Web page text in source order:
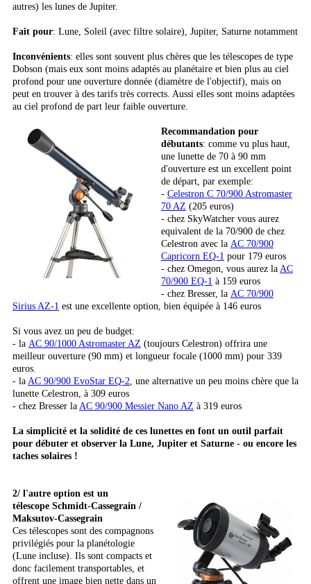
autres) les lunes de Jupiter.
Fait pour: Lune, Soleil (avec filtre solaire), Jupiter, Saturne notamment
Inconvénients: elles sont souvent plus chères que les télescopes de type
Dobson (mais eux sont moins adaptés au planétaire et bien plus au ciel
profond pour une ouverture donnée (diamètre de l'objectif), mais on
peut en trouver à des tarifs très corrects. Aussi elles sont moins adaptées
au ciel profond de part leur faible ouverture.
Recommandation pour
débutants: comme vu plus haut,
une lunette de 70 à 90 mm
d'ouverture est un excellent point
de départ, par exemple:
- Celestron C 70/900 Astromaster
70 AZ (205 euros)
- chez SkyWatcher vous aurez
equivalent de la 70/900 de chez
Celestron avec la AC 70/900
Capricorn EQ-1 pour 179 euros
- chez Omegon, vous aurez la AC
70/900 EQ-1 à 159 euros
- chez Bresser, la AC 70/900
Sirius AZ-1 est une excellente option, bien équipée à 146 euros
Si vous avez un peu de budget:
- la AC 90/1000 Astromaster AZ (toujours Celestron) offrira une
meilleur ouverture (90 mm) et longueur focale (1000 mm) pour 339
euros.
- la AC 90/900 EvoStar EQ-2 , une alternative un peu moins chère que la
lunette Celestron, à 309 euros
- chez Bresser la AC 90/900 Messier Nano AZ à 319 euros
La simplicité et la solidité de ces lunettes en font un outil parfait
pour débuter et observer la Lune, Jupiter et Saturne - ou encore les
taches solaires !
2/ l'autre option est un
télescope Schmidt-Cassegrain /
Maksutov-Cassegrain
Ces télescopes sont des compagnons
privilégiés pour la planétologie
(Lune incluse). Ils sont compacts et
donc facilement transportables, et
offrent une image bien nette dans un